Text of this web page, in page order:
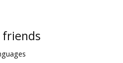
friends